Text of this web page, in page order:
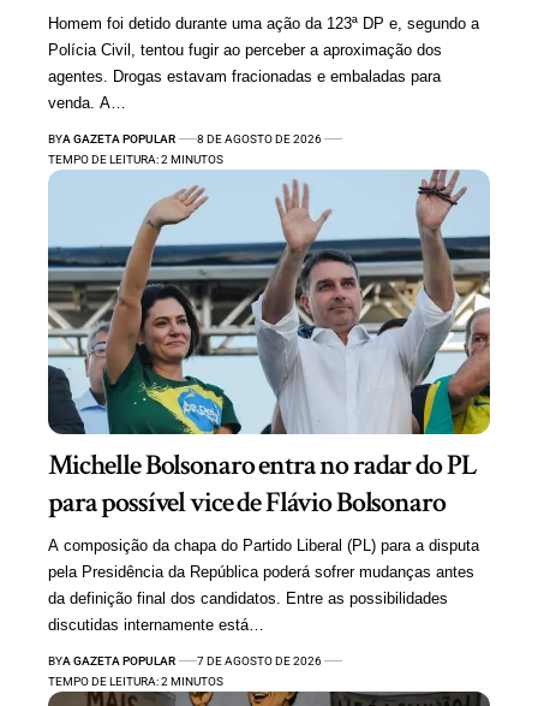
Homem foi detido durante uma ação da 123ª DP e, segundo a
Polícia Civil, tentou fugir ao perceber a aproximação dos
agentes. Drogas estavam fracionadas e embaladas para
venda. A…
BYA GAZETA POPULAR
8 DE AGOSTO DE 2026
TEMPO DE LEITURA: 2 MINUTOS
Michelle Bolsonaro entra no radar do PL
para possível vice de Flávio Bolsonaro
A composição da chapa do Partido Liberal (PL) para a disputa
pela Presidência da República poderá sofrer mudanças antes
da definição final dos candidatos. Entre as possibilidades
discutidas internamente está…
BYA GAZETA POPULAR
7 DE AGOSTO DE 2026
TEMPO DE LEITURA: 2 MINUTOS